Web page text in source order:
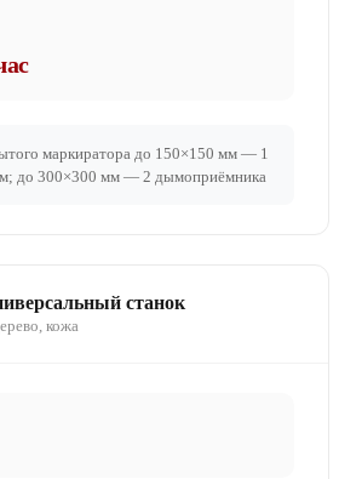
маркиратора до 150×150 мм — 1
до 300×300 мм — 2 дымоприёмника
станок
кожа